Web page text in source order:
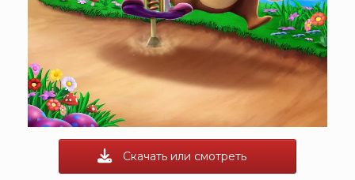
Скачать или смотреть